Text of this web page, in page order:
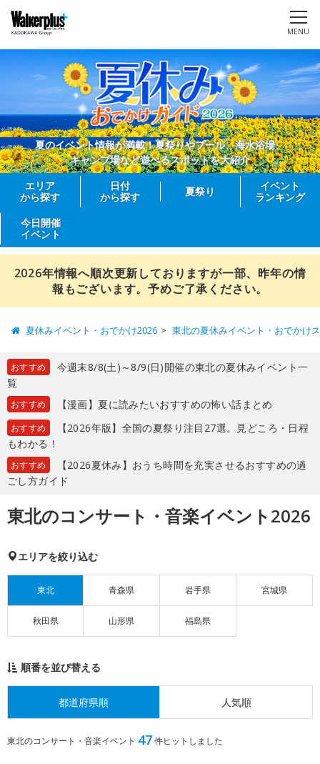
MENU
夏のイベント情報が満載！夏祭りやプール、海水浴場、
キャンプ場など遊べるスポットを大紹介
エリア
から探す
日付
から探す
夏祭り
イベント
ランキング
今日開催
イベント
2026年情報へ順次更新しておりますが一部、昨年の情
報もございます。予めご了承ください。
夏休みイベント・おでかけ2026 東北の夏休みイベント・おでかけ
おすすめ
今週末8/8(土)～8/9(日)開催の東北の夏休みイベント一
覧
おすすめ 【漫画】夏に読みたいおすすめの怖い話まとめ
おすすめ
【2026年版】全国の夏祭り注目27選。見どころ・日程
もわかる！
おすすめ
【2026夏休み】おうち時間を充実させるおすすめの過
ごし方ガイド
東北のコンサート・音楽イベント2026
エリアを絞り込む
東北 青森県 岩手県 宮城県
秋田県 山形県 福島県
順番を並び替える
都道府県順 人気順
東北のコンサート・音楽イベント 47件ヒットしました